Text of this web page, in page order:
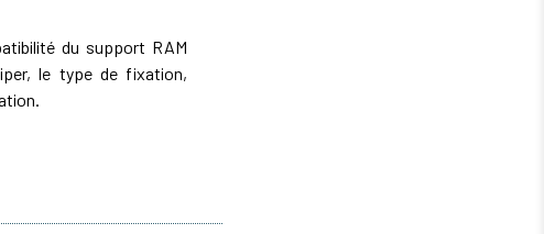
du support RAM
le type de fixation,